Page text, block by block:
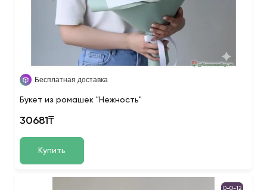
Бесплатная доставка
Букет из ромашек "Нежность"
30681₸
Купить
0-0-12